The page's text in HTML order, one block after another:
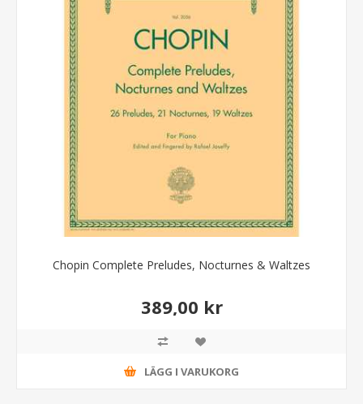
Chopin Complete Preludes, Nocturnes & Waltzes
389,00 kr
LÄGG I VARUKORG